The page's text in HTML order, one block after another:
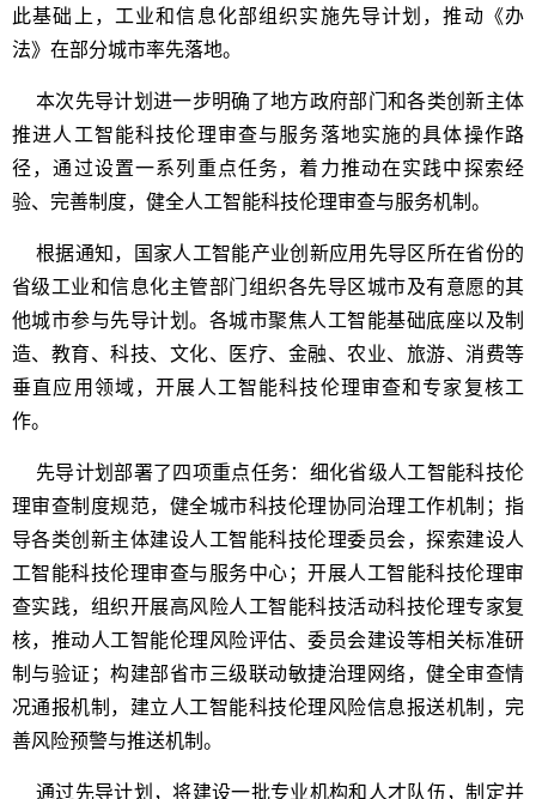
此基础上，工业和信息化部组织实施先导计划，推动《办
法》在部分城市率先落地。
本次先导计划进一步明确了地方政府部门和各类创新主体
推进人工智能科技伦理审查与服务落地实施的具体操作路
径，通过设置一系列重点任务，着力推动在实践中探索经
验、完善制度，健全人工智能科技伦理审查与服务机制。
根据通知，国家人工智能产业创新应用先导区所在省份的
省级工业和信息化主管部门组织各先导区城市及有意愿的其
他城市参与先导计划。各城市聚焦人工智能基础底座以及制
造、教育、科技、文化、医疗、金融、农业、旅游、消费等
垂直应用领域，开展人工智能科技伦理审查和专家复核工
作。
先导计划部署了四项重点任务：细化省级人工智能科技伦
理审查制度规范，健全城市科技伦理协同治理工作机制；指
导各类创新主体建设人工智能科技伦理委员会，探索建设人
工智能科技伦理审查与服务中心；开展人工智能科技伦理审
查实践，组织开展高风险人工智能科技活动科技伦理专家复
核，推动人工智能伦理风险评估、委员会建设等相关标准研
制与验证；构建部省市三级联动敏捷治理网络，健全审查情
况通报机制，建立人工智能科技伦理风险信息报送机制，完
善风险预警与推送机制。
通过先导计划，将建设一批专业机构和人才队伍，制定并